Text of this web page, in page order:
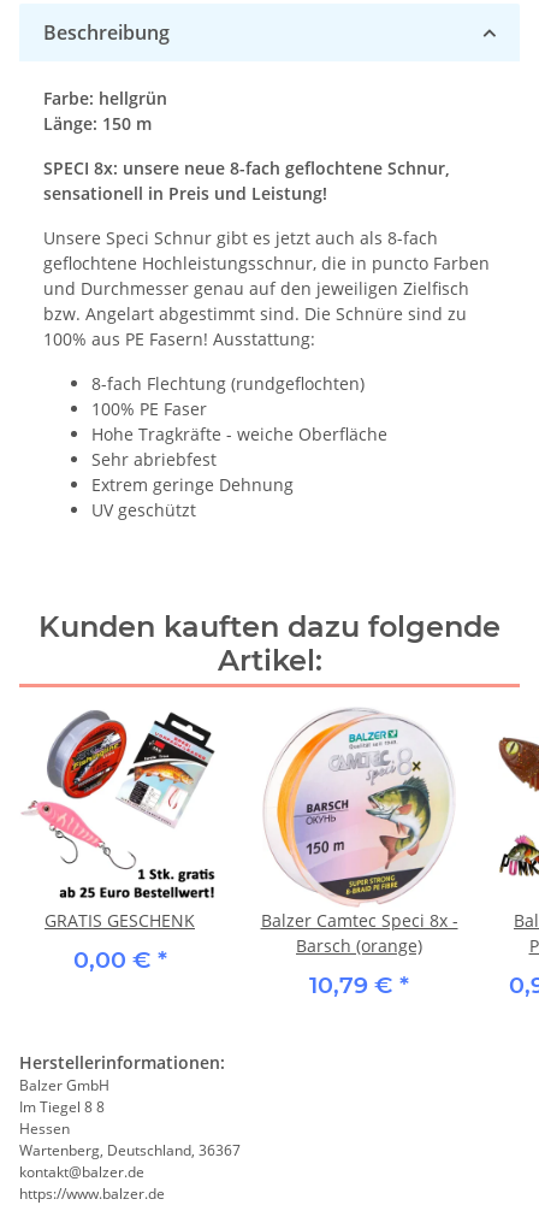
Beschreibung
Farbe: hellgrün
Länge: 150 m
SPECI 8x: unsere neue 8-fach geflochtene Schnur,
sensationell in Preis und Leistung!
Unsere Speci Schnur gibt es jetzt auch als 8-fach
geflochtene Hochleistungsschnur, die in puncto Farben
und Durchmesser genau auf den jeweiligen Zielfisch
bzw. Angelart abgestimmt sind. Die Schnüre sind zu
100% aus PE Fasern! Ausstattung:
8-fach Flechtung (rundgeflochten)
100% PE Faser
Hohe Tragkräfte - weiche Oberfläche
Sehr abriebfest
Extrem geringe Dehnung
UV geschützt
Kunden kauften dazu folgende
Artikel:
GRATIS GESCHENK
0,00 € *
Balzer Camtec Speci 8x -
Barsch (orange)
10,79 € *
Herstellerinformationen:
Balzer GmbH
Im Tiegel 8 8
Hessen
Wartenberg, Deutschland, 36367
kontakt@balzer.de
https://www.balzer.de